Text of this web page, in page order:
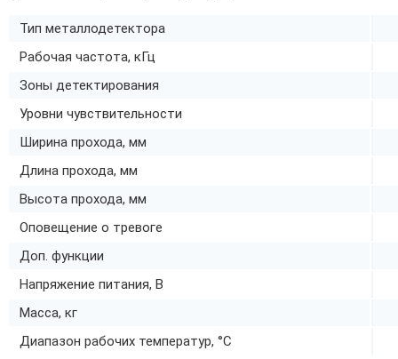
Тип металлодетектора
Рабочая частота, кГц
Зоны детектирования
Уровни чувствительности
Ширина прохода, мм
Длина прохода, мм
Высота прохода, мм
Оповещение о тревоге
Доп. функции
Напряжение питания, В
Масса, кг
Диапазон рабочих температур, °C